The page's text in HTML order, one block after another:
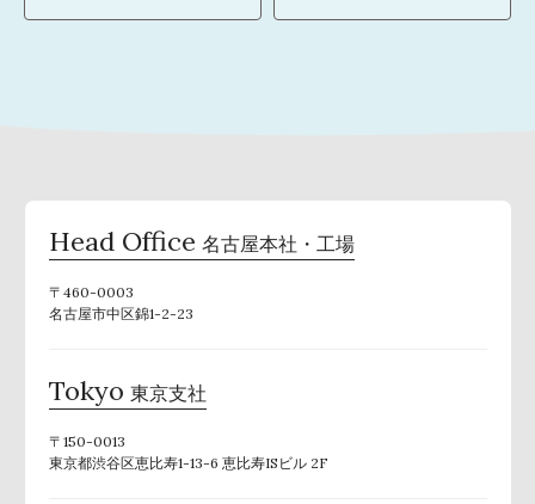
Head Office 名古屋本社・工場
〒460-0003
名古屋市中区錦1-2-23
Tokyo 東京支社
〒150-0013
東京都渋谷区恵比寿1-13-6 恵比寿ISビル 2F